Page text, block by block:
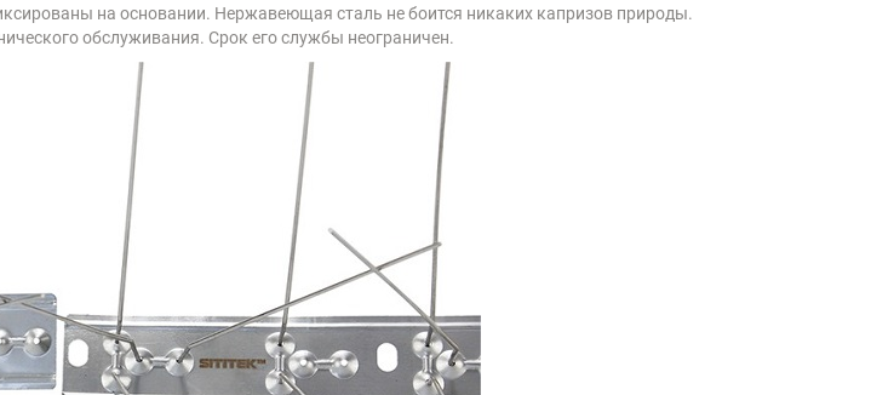
на основании. Нержавеющая сталь не боится никаких капризов природы.
обслуживания. Срок его службы неограничен.